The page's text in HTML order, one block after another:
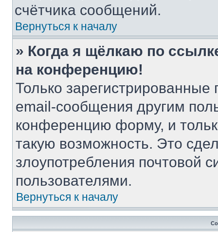
счётчика сообщений.
Вернуться к началу
» Когда я щёлкаю по
на конференцию!
Только зарегистрированные
email-сообщения другим
конференцию форму, и
такую возможность. Это
злоупотребления почтовой
пользователями.
Вернуться к началу